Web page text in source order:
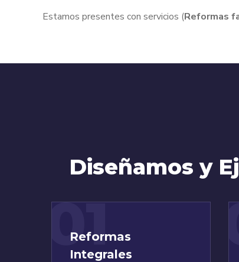
Estamos presentes con servicios (Reformas
Diseñamos y
01
Reformas
Integrales